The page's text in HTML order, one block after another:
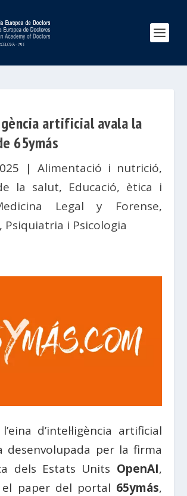
artificial avala la
65ymás
| Alimentació i nutrició,
la salut, Educació, ètica i
Legal y Forense,
, Psiquiatria i Psicologia
d’intel·ligència artificial
desenvolupada per la firma
dels Estats Units OpenAI,
el paper del portal 65ymás,